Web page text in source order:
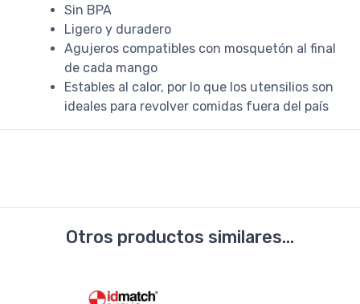
Sin BPA
Ligero y duradero
Agujeros compatibles con mosquetón al final
de cada mango
Estables al calor, por lo que los utensilios son
ideales para revolver comidas fuera del país
Otros productos similares...